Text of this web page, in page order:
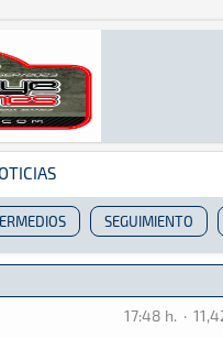
Rally ·
SEGUIMIENTO
17:48 h. ·